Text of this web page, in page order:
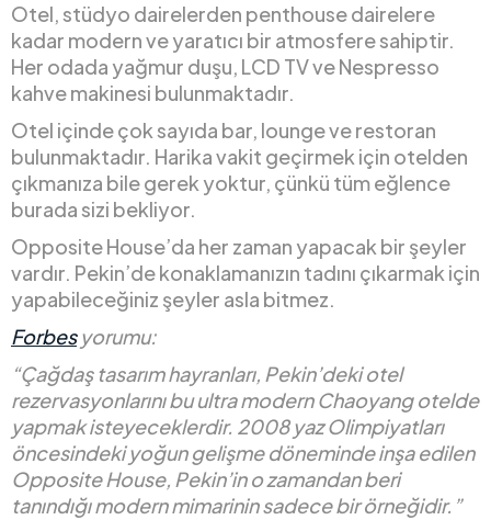
Otel, stüdyo dairelerden penthouse dairelere
kadar modern ve yaratıcı bir atmosfere sahiptir.
Her odada yağmur duşu, LCD TV ve Nespresso
kahve makinesi bulunmaktadır.
Otel içinde çok sayıda bar, lounge ve restoran
bulunmaktadır. Harika vakit geçirmek için otelden
çıkmanıza bile gerek yoktur, çünkü tüm eğlence
burada sizi bekliyor.
Opposite House’da her zaman yapacak bir şeyler
vardır. Pekin’de konaklamanızın tadını çıkarmak için
yapabileceğiniz şeyler asla bitmez.
Forbesyorumu:
“Çağdaş tasarım hayranları, Pekin’deki otel
rezervasyonlarını bu ultra modern Chaoyang otelde
yapmak isteyeceklerdir. 2008 yaz Olimpiyatları
öncesindeki yoğun gelişme döneminde inşa edilen
Opposite House, Pekin’in o zamandan beri
tanındığı modern mimarinin sadece bir örneğidir.”